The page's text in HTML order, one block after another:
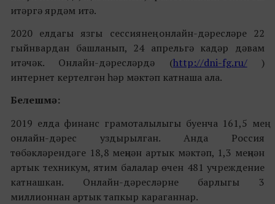
итәргә ярдәм итә.
2020 елдагы язгы сессиянең онлайн-дәресләре 22
гыйнвардан башланып, 24 апрельгә кадәр дәвам
итәчәк. Онлайн-дәресләрдә (http://dni-fg.ru/)
интернет кертелгән һәр мәктәп катнаша ала.
Белешмә:
2019 елда финанс грамоталылыгы буенча 161,5 мең
онлайн-дәрес уздырылган. Анда Россия
төбәкләрендәге 18,8 меңнән артык мәктәп, 1,3 меңнән
артык техникум, ятим балалар өчен 481 учреждение
катнашкан. Онлайн-дәресләрне барлыгы 3
миллионнан артык тапкыр караганнар.